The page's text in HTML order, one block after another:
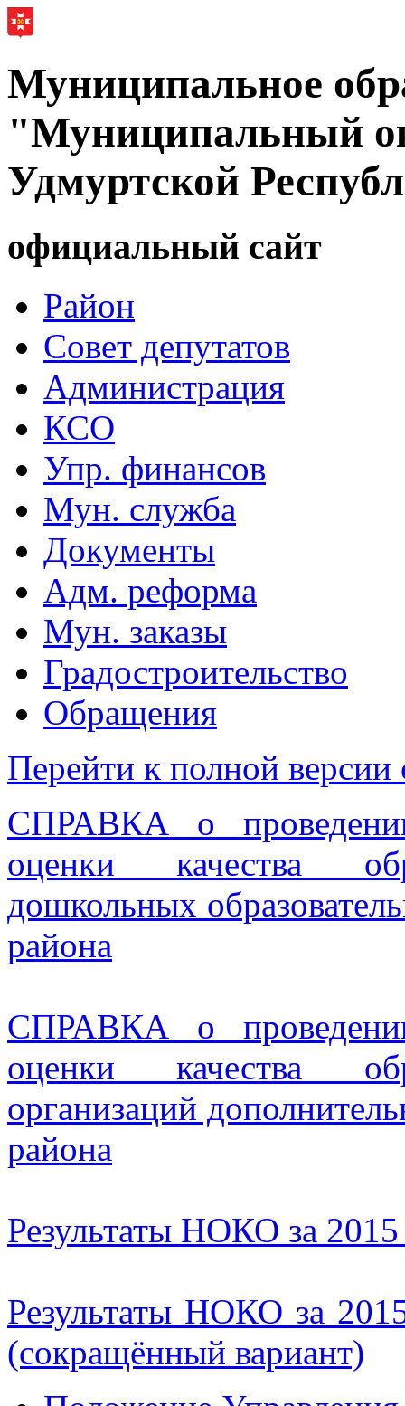
Муниципальное
"Муниципальный
Удмуртской
официальный сайт
Район
Совет депутатов
Администрация
КСО
Упр. финансов
Мун. служба
Документы
Адм. реформа
Мун. заказы
Градостроительство
Обращения
Перейти к полной версии
СПРАВКА о
оценки качества
дошкольных
района
СПРАВКА о
оценки качества
организаций
района
Результаты НОКО за
Результаты НОКО за
(сокращённый вариант)